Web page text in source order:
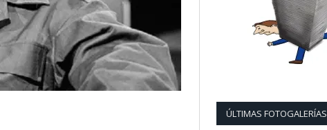
ÚLTIMAS FOTOGALERÍAS